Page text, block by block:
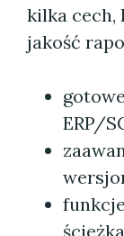
kilka cech,
jakość
ERP/